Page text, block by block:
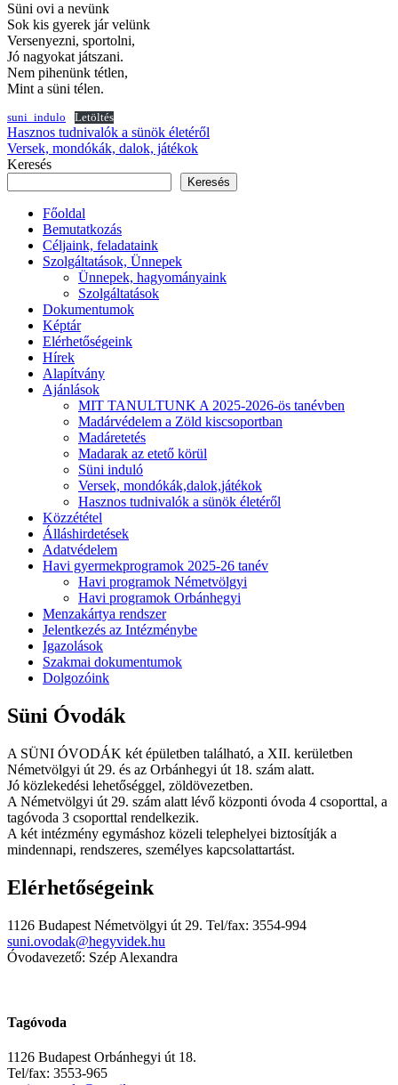
Süni ovi a nevünk
Sok kis gyerek jár velünk
Versenyezni, sportolni,
Jó nagyokat játszani.
Nem pihenünk tétlen,
Mint a süni télen.
suni_indulo Letöltés
Bejegyzés
navigáció
Hasznos tudnivalók a sünök életéről
Versek, mondókák, dalok, játékok
Keresés
Keresés
Főoldal
Bemutatkozás
Céljaink, feladataink
Szolgáltatások, Ünnepek
Ünnepek, hagyományaink
Szolgáltatások
Dokumentumok
Képtár
Elérhetőségeink
Hírek
Alapítvány
Ajánlások
MIT TANULTUNK A 2025-2026-ös tanévben
Madárvédelem a Zöld kiscsoportban
Madáretetés
Madarak az etető körül
Süni induló
Versek, mondókák,dalok,játékok
Hasznos tudnivalók a sünök életéről
Közzététel
Álláshirdetések
Adatvédelem
Havi gyermekprogramok 2025-26 tanév
Havi programok Németvölgyi
Havi programok Orbánhegyi
Menzakártya rendszer
Jelentkezés az Intézménybe
Igazolások
Szakmai dokumentumok
Dolgozóink
Süni Óvodák
A SÜNI ÓVODÁK két épületben található, a XII. kerületben
Németvölgyi út 29. és az Orbánhegyi út 18. szám alatt.
Jó közlekedési lehetőséggel, zöldövezetben.
A Németvölgyi út 29. szám alatt lévő központi óvoda 4 csoporttal, a
tagóvoda 3 csoporttal rendelkezik.
A két intézmény egymáshoz közeli telephelyei biztosítják a
mindennapi, rendszeres, személyes kapcsolattartást.
Elérhetőségeink
1126 Budapest Németvölgyi út 29. Tel/fax: 3554-994
suni.ovodak@hegyvidek.hu
Óvodavezető: Szép Alexandra
Tagóvoda
1126 Budapest Orbánhegyi út 18.
Tel/fax: 3553-965